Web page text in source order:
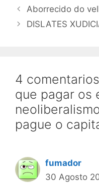
Aborrecido do
DISLATES
4
que pagar os
pague o
fumador
30 Agosto